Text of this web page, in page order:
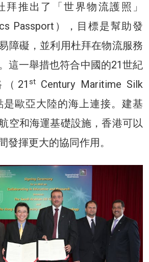
拜推出了「世界物流護照」
Passport），目標是幫助發
障礙，並利用杜拜在物流服務
這一舉措也符合中國的21世紀
21 stCentury Maritime Silk
是歐亞大陸的海上連接。建基
空和海運基礎設施，香港可以
發揮更大的協同作用。